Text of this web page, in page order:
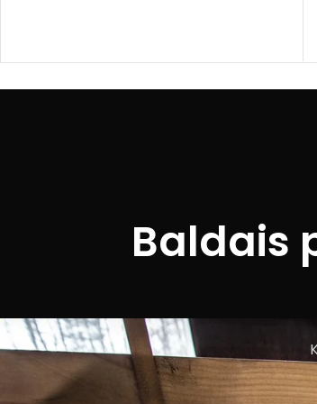
Baldais